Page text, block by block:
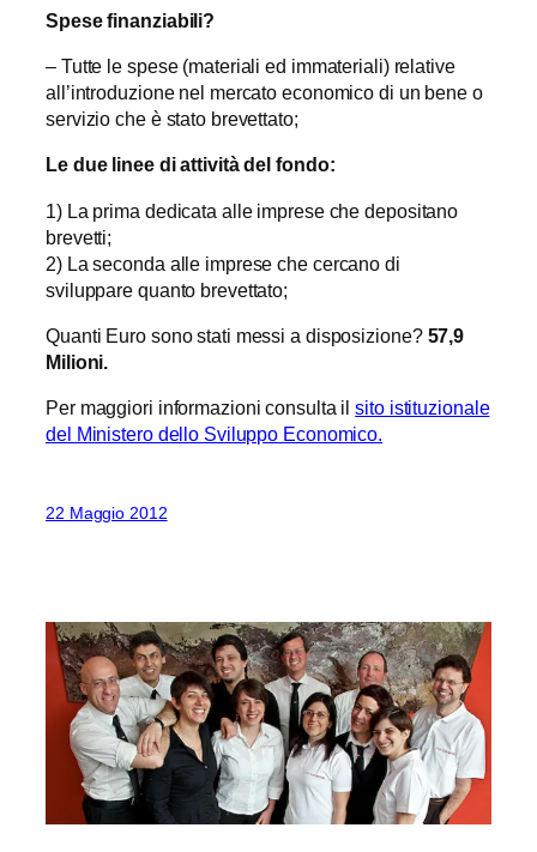
Spese finanziabili?
– Tutte le spese (materiali ed immateriali) relative
all’introduzione nel mercato economico di un bene o
servizio che è stato brevettato;
Le due linee di attività del fondo:
1) La prima dedicata alle imprese che depositano
brevetti;
2) La seconda alle imprese che cercano di
sviluppare quanto brevettato;
Quanti Euro sono stati messi a disposizione? 57,9
Milioni.
Per maggiori informazioni consulta ilsito istituzionale
del Ministero dello Sviluppo Economico.
22 Maggio 2012